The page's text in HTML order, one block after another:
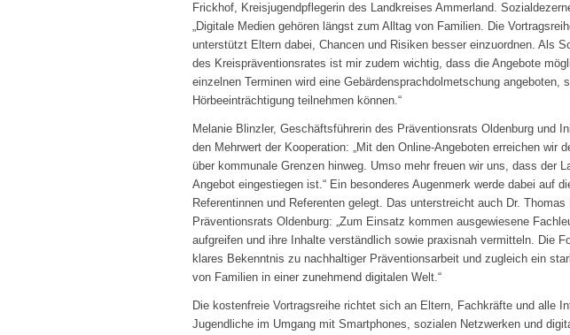
Frickhof, Kreisjugendpflegerin des Landkreises Ammerland.
„Digitale Medien gehören längst zum Alltag von Familien. Die
unterstützt Eltern dabei, Chancen und Risiken besser einzuordnen. Als
des Kreispräventionsrates ist mir zudem wichtig, dass die Angebote
einzelnen Terminen wird eine Gebärdensprachdolmetschung angeboten,
Hörbeeinträchtigung teilnehmen können.“
Melanie Blinzler, Geschäftsführerin des Präventionsrats Oldenburg und
den Mehrwert der Kooperation: „Mit den Online-Angeboten erreichen wir
über kommunale Grenzen hinweg. Umso mehr freuen wir uns, dass der
Angebot eingestiegen ist.“ Ein besonderes Augenmerk werde dabei auf
Referentinnen und Referenten gelegt. Das unterstreicht auch Dr.
Präventionsrats Oldenburg: „Zum Einsatz kommen ausgewiesene
aufgreifen und ihre Inhalte verständlich sowie praxisnah vermitteln. Die
klares Bekenntnis zu nachhaltiger Präventionsarbeit und zugleich ein
von Familien in einer zunehmend digitalen Welt.“
Die kostenfreie Vortragsreihe richtet sich an Eltern, Fachkräfte und alle
Jugendliche im Umgang mit Smartphones, sozialen Netzwerken und